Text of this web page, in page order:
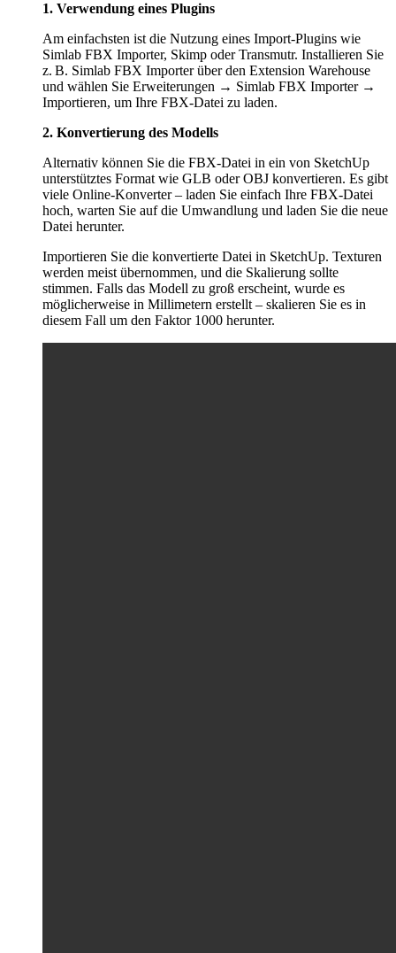
1. Verwendung eines Plugins
Am einfachsten ist die Nutzung eines Import-Plugins wie
Simlab FBX Importer, Skimp oder Transmutr. Installieren Sie
z. B. Simlab FBX Importer über den Extension Warehouse
und wählen Sie Erweiterungen → Simlab FBX Importer →
Importieren, um Ihre FBX-Datei zu laden.
2. Konvertierung des Modells
Alternativ können Sie die FBX-Datei in ein von SketchUp
unterstütztes Format wie GLB oder OBJ konvertieren. Es gibt
viele Online-Konverter – laden Sie einfach Ihre FBX-Datei
hoch, warten Sie auf die Umwandlung und laden Sie die neue
Datei herunter.
Importieren Sie die konvertierte Datei in SketchUp. Texturen
werden meist übernommen, und die Skalierung sollte
stimmen. Falls das Modell zu groß erscheint, wurde es
möglicherweise in Millimetern erstellt – skalieren Sie es in
diesem Fall um den Faktor 1000 herunter.